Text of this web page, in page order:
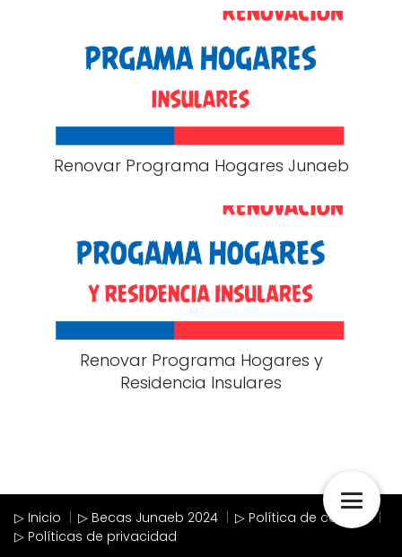
Renovar Programa Hogares Junaeb
Renovar Programa Hogares y
Residencia Insulares
▷ Inicio ▷ Becas Junaeb 2024
▷ Política de cookies
▷ Políticas de privacidad